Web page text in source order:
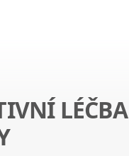
LÉČBA